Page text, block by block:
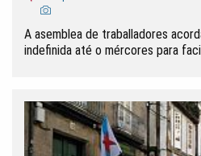
A asemblea de traballadores
indefinida até o mércores para